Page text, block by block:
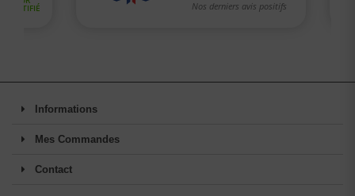
Informations
Mes Commandes
Contact